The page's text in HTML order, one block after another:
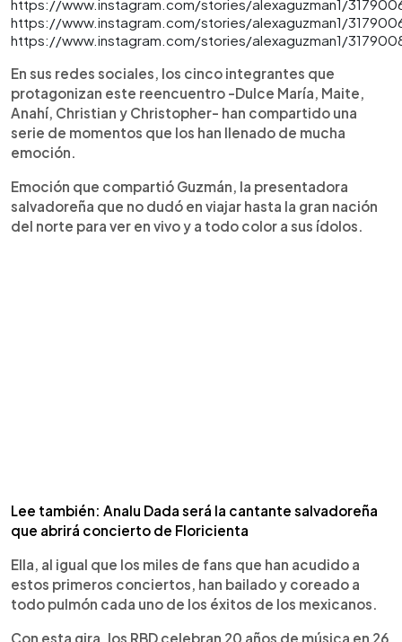
https://www.instagram.com/stories/alexaguzman1/
https://www.instagram.com/stories/alexaguzman1/
https://www.instagram.com/stories/alexaguzman1/
En sus redes sociales, los cinco integrantes que
protagonizan este reencuentro -Dulce María, Maite,
Anahí, Christian y Christopher- han compartido una
serie de momentos que los han llenado de mucha
emoción.
Emoción que compartió Guzmán, la presentadora
salvadoreña que no dudó en viajar hasta la gran nación
del norte para ver en vivo y a todo color a sus ídolos.
Lee también: Analu Dada será la cantante salvadoreña
que abrirá concierto de Floricienta
Ella, al igual que los miles de fans que han acudido a
estos primeros conciertos, han bailado y coreado a
todo pulmón cada uno de los éxitos de los mexicanos.
Con esta gira, los RBD celebran 20 años de música en 26